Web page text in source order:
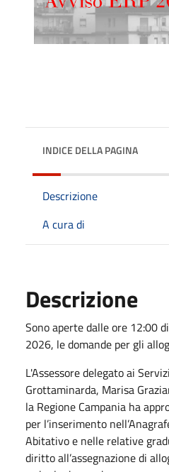
INDICE DELLA PAGINA
Descrizione
A cura di
Descrizione
Sono aperte dalle ore 12:00
2026, le domande per gli
L'Assessore delegato ai
Grottaminarda, Marisa
la Regione Campania ha
per l’inserimento
Abitativo e nelle relative
diritto all’assegnazione di